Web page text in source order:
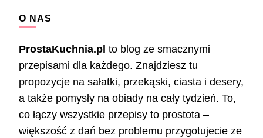
O NAS
ProstaKuchnia.pl to blog ze smacznymi
przepisami dla każdego. Znajdziesz tu
propozycje na sałatki, przekąski, ciasta i desery,
a także pomysły na obiady na cały tydzień. To,
co łączy wszystkie przepisy to prostota –
większość z dań bez problemu przygotujecie ze